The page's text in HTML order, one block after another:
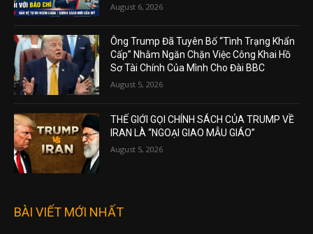
August 6, 2026
Ông Trump Đã Tuyên Bố “Tình Trạng Khẩn
Cấp” Nhằm Ngăn Chặn Việc Công Khai Hồ
Sơ Tài Chính Của Mình Cho Đài BBC
August 5, 2026
THẾ GIỚI GỌI CHÍNH SÁCH CỦA TRUMP VỀ
IRAN LÀ “NGOẠI GIAO MẪU GIÁO”
August 5, 2026
BÀI VIẾT MỚI NHẤT